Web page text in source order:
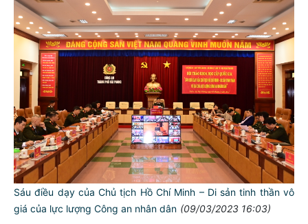
Sáu điều dạy của Chủ tịch Hồ Chí Minh – Di sản tinh thần vô
giá của lực lượng Công an nhân dân (09/03/2023 16:03)